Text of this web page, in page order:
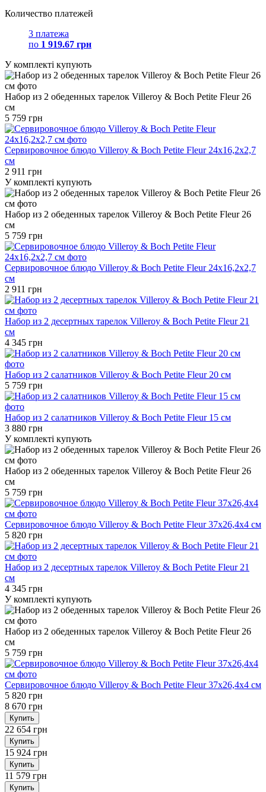
Количество платежей
3 платежа
по 1 919.67 грн
У комплекті купують
Набор из 2 обеденных тарелок Villeroy & Boch Petite Fleur 26
см
5 759 грн
Сервировочное блюдо Villeroy & Boch Petite Fleur 24х16,2х2,7
см
2 911 грн
У комплекті купують
Набор из 2 обеденных тарелок Villeroy & Boch Petite Fleur 26
см
5 759 грн
Сервировочное блюдо Villeroy & Boch Petite Fleur 24х16,2х2,7
см
2 911 грн
Набор из 2 десертных тарелок Villeroy & Boch Petite Fleur 21
см
4 345 грн
Набор из 2 салатников Villeroy & Boch Petite Fleur 20 см
5 759 грн
Набор из 2 салатников Villeroy & Boch Petite Fleur 15 см
3 880 грн
У комплекті купують
Набор из 2 обеденных тарелок Villeroy & Boch Petite Fleur 26
см
5 759 грн
Сервировочное блюдо Villeroy & Boch Petite Fleur 37х26,4х4 см
5 820 грн
Набор из 2 десертных тарелок Villeroy & Boch Petite Fleur 21
см
4 345 грн
У комплекті купують
Набор из 2 обеденных тарелок Villeroy & Boch Petite Fleur 26
см
5 759 грн
Сервировочное блюдо Villeroy & Boch Petite Fleur 37х26,4х4 см
5 820 грн
8 670 грн
Купить
22 654 грн
Купить
15 924 грн
Купить
11 579 грн
Купить